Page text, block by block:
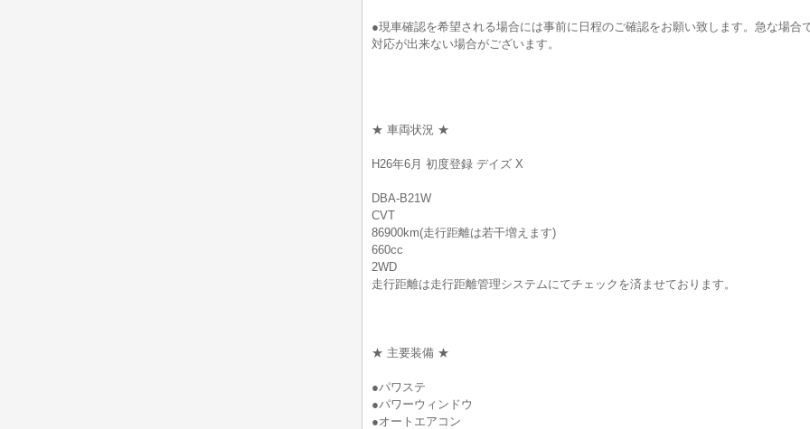
●現車確認を希望される場合には事前に日程のご確認をお願い致します。急な場合
対応が出来ない場合がございます。
★ 車両状況 ★
H26年6月 初度登録 デイズ X
DBA-B21W
CVT
86900km(走行距離は若干増えます)
660cc
2WD
走行距離は走行距離管理システムにてチェックを済ませております。
★ 主要装備 ★
●パワステ
●パワーウィンドウ
●オートエアコン